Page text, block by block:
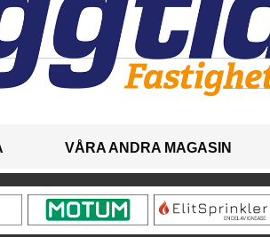
VÅRA ANDRA MAGASIN